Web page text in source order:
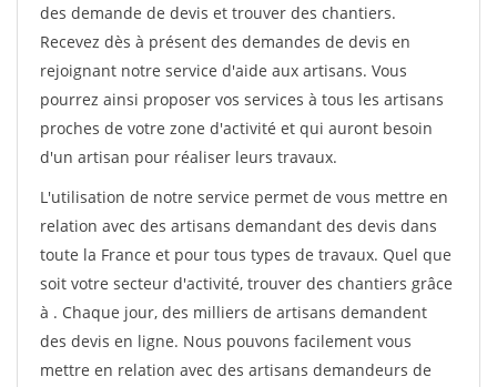
des demande de devis et trouver des chantiers.
Recevez dès à présent des demandes de devis en
rejoignant notre service d'aide aux artisans. Vous
pourrez ainsi proposer vos services à tous les artisans
proches de votre zone d'activité et qui auront besoin
d'un artisan pour réaliser leurs travaux.
L'utilisation de notre service permet de vous mettre en
relation avec des artisans demandant des devis dans
toute la France et pour tous types de travaux. Quel que
soit votre secteur d'activité, trouver des chantiers grâce
à . Chaque jour, des milliers de artisans demandent
des devis en ligne. Nous pouvons facilement vous
mettre en relation avec des artisans demandeurs de